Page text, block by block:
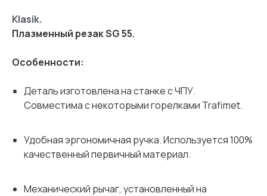
Klasik.
Плазменный резак SG 55.
Особенности:
Деталь изготовлена ​​на станке с ЧПУ.
Совместима с некоторыми горелками Trafimet.
Удобная эргономичная ручка. Используется 100%
качественный первичный материал.
Механический рычаг, установленный на